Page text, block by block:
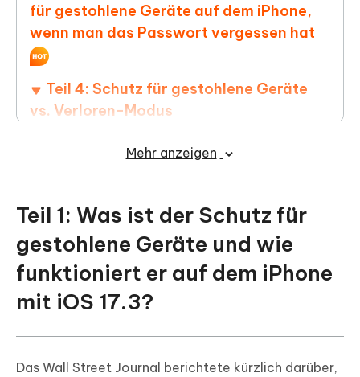
für gestohlene Geräte auf dem iPhone,
wenn man das Passwort vergessen hat
Teil 4: Schutz für gestohlene Geräte
vs. Verloren-Modus
FAQs zum iOS 17.3 Schutz für
Q2: Veröffentlichungsdatum der iOS 17.3 Funktion
Schutz für gestohlene Geräte?
Q3: Ersetzt Apple Care das Telefon, wenn man es
Mehr anzeigen
Teil 1: Was ist der Schutz für
gestohlene Geräte und wie
funktioniert er auf dem iPhone
mit iOS 17.3?
Das Wall Street Journal berichtete kürzlich darüber,